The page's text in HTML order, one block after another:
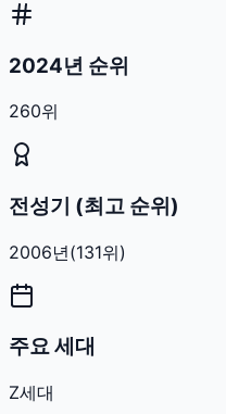
2024년 순위
260위
전성기 (최고 순위)
2006년(131위)
주요 세대
Z세대